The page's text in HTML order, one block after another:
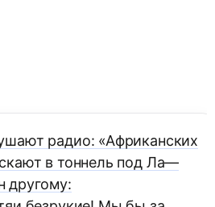
радио: «Африканских
в тоннель под Ла—